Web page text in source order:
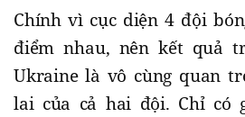
Chính vì cục diện 4 đội
điểm nhau, nên kết quả
Ukraine là vô cùng quan
lai của cả hai đội. Chỉ có